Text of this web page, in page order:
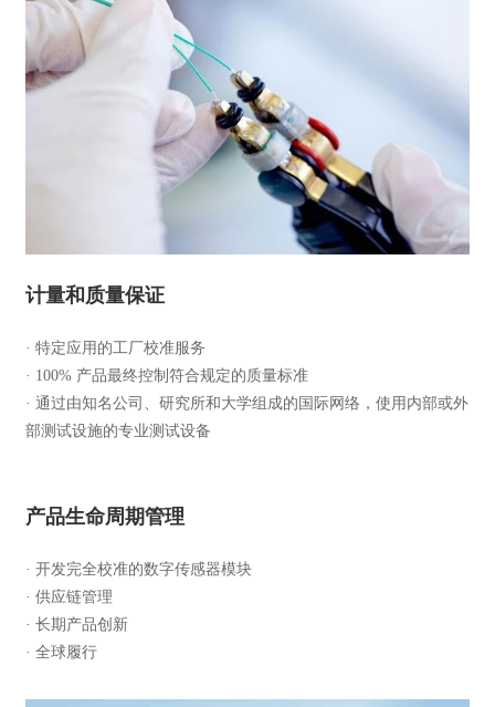
计量和质量保证
· 特定应用的工厂校准服务
· 100% 产品最终控制符合规定的质量标准
· 通过由知名公司、研究所和大学组成的国际网络，使用内部或外
部测试设施的专业测试设备
产品生命周期管理
· 开发完全校准的数字传感器模块
· 供应链管理
· 长期产品创新
· 全球履行